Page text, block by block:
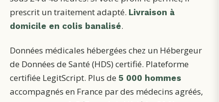
prescrit un traitement adapté. Livraison à
domicile en colis banalisé.
Données médicales hébergées chez un Hébergeur
de Données de Santé (HDS) certifié. Plateforme
certifiée LegitScript. Plus de 5 000 hommes
accompagnés en France par des médecins agréés,